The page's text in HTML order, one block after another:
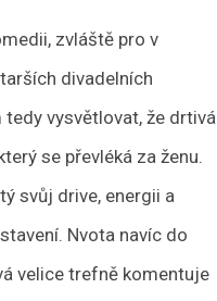
zvláště pro v
divadelních
vysvětlovat, že drtivá
se převléká za ženu.
svůj drive, energii a
Nvota navíc do
velice trefně komentuje